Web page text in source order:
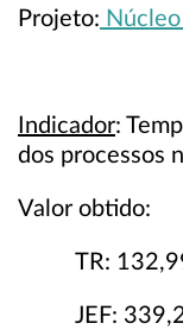
Projeto:
Indicador:
dos processos
Valor obtido:
TR:
JEF: